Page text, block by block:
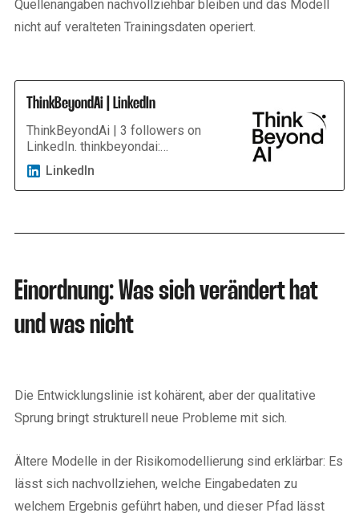
Quellenangaben nachvollziehbar bleiben und das Modell
nicht auf veralteten Trainingsdaten operiert.
ThinkBeyondAi | LinkedIn
ThinkBeyondAi | 3 followers on
LinkedIn. thinkbeyondai:
Midjourney-Mentalität – kritisch
auf AI blicken, Berufe im Wandel
verstehen, Zukunft denken. |
Berufe, Karrieren und ganze
Branchen verändert – von der
Anwaltskanzlei über die
Unternehmensberatung bis hin zu
kritische Haltung gegenüber
oberflächlicher AI-Nutzung.
LinkedIn
Einordnung: Was sich verändert hat
und was nicht
Die Entwicklungslinie ist kohärent, aber der qualitative
Sprung bringt strukturell neue Probleme mit sich.
Ältere Modelle in der Risikomodellierung sind erklärbar: Es
lässt sich nachvollziehen, welche Eingabedaten zu
welchem Ergebnis geführt haben, und dieser Pfad lässt